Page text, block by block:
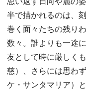
半で描かれるのは、
巻く面々たちの残り
数々。誰よりも一途
友として時に厳しく
慈）、さらには思わ
ケ・サンタマリア）